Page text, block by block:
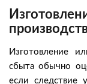
Изготовление
сбыта обычно
если следствие